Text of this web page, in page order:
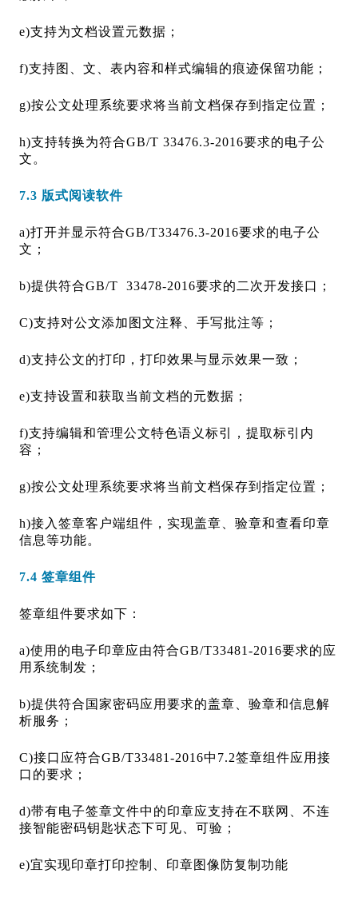
e)支持为文档设置元数据；
f)支持图、文、表内容和样式编辑的痕迹保留功能；
g)按公文处理系统要求将当前文档保存到指定位置；
h)支持转换为符合GB/T 33476.3-2016要求的电子公
文。
7.3 版式阅读软件
a)打开并显示符合GB/T33476.3-2016要求的电子公
文；
b)提供符合GB/T 33478-2016要求的二次开发接口；
C)支持对公文添加图文注释、手写批注等；
d)支持公文的打印，打印效果与显示效果一致；
e)支持设置和获取当前文档的元数据；
f)支持编辑和管理公文特色语义标引，提取标引内
容；
g)按公文处理系统要求将当前文档保存到指定位置；
h)接入签章客户端组件，实现盖章、验章和查看印章
信息等功能。
7.4 签章组件
签章组件要求如下：
a)使用的电子印章应由符合GB/T33481-2016要求的应
用系统制发；
b)提供符合国家密码应用要求的盖章、验章和信息解
析服务；
C)接口应符合GB/T33481-2016中7.2签章组件应用接
口的要求；
d)带有电子签章文件中的印章应支持在不联网、不连
接智能密码钥匙状态下可见、可验；
e)宜实现印章打印控制、印章图像防复制功能